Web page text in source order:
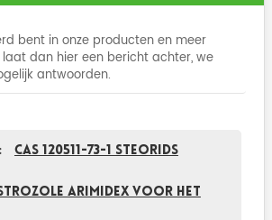
bent in onze producten en meer
dan hier een bericht achter, we
antwoorden.
CAS 120511-73-1 Steorids
Arimidex voor het